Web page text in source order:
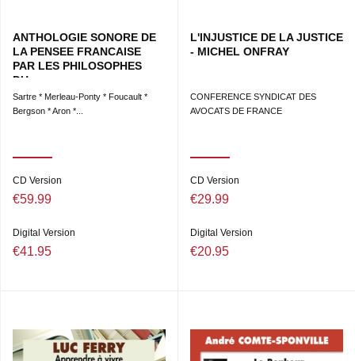
ANTHOLOGIE SONORE DE
LA PENSEE FRANCAISE
PAR LES PHILOSOPHES
DU...
Sartre * Merleau-Ponty * Foucault *
Bergson * Aron *...
CD Version
€59.99
Digital Version
€41.95
L'INJUSTICE DE LA JUSTICE
- MICHEL ONFRAY
CONFERENCE SYNDICAT DES
AVOCATS DE FRANCE
CD Version
€29.99
Digital Version
€20.95